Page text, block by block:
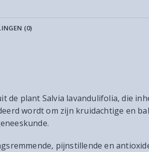
(0)
de plant Salvia lavandulifolia, die
wordt om zijn kruidachtige en
pijnstillende en